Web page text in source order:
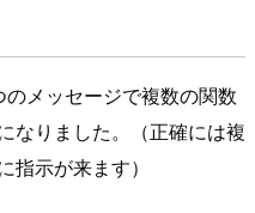
メッセージで複数の関数
なりました。（正確には複
示が来ます）